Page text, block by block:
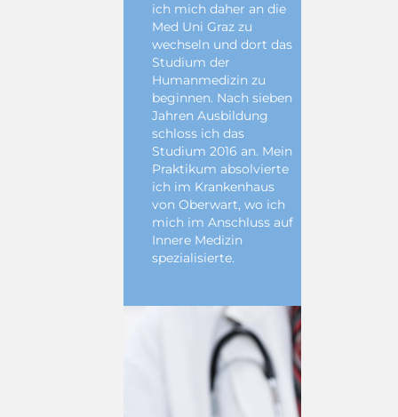
ich mich daher an die
Med Uni Graz zu
wechseln und dort das
Studium der
Humanmedizin zu
beginnen. Nach sieben
Jahren Ausbildung
schloss ich das
Studium 2016 an. Mein
Praktikum absolvierte
ich im Krankenhaus
von Oberwart, wo ich
mich im Anschluss auf
Innere Medizin
spezialisierte.